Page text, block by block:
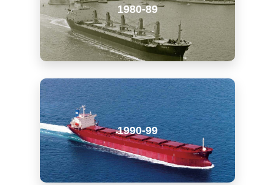
1980-89
1990-99